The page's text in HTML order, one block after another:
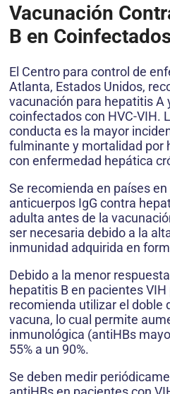
Vacunación
B en
El Centro para control de
Atlanta, Estados Unidos,
vacunación para hepatitis A
coinfectados con HVC-VIH.
conducta es la mayor
fulminante y mortalidad por
con enfermedad hepática
Se recomienda en países
anticuerpos IgG contra
adulta antes de la
ser necesaria debido a la
inmunidad adquirida en
Debido a la menor
hepatitis B en pacientes
recomienda utilizar el doble
vacuna, lo cual permite
inmunológica (antiHBs
55% a un 90%.
Se deben medir